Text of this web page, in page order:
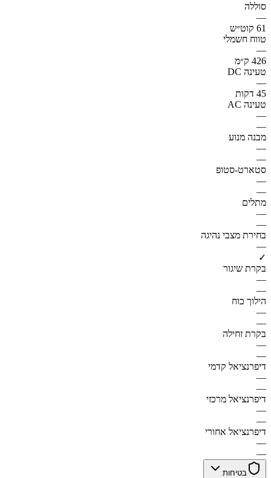
סוללה
—
61 קוט״ש
טווח חשמלי
—
426 ק״מ
טעינה DC
—
45 דקות
טעינה AC
—
—
מבנה מנוע
—
—
סטארט-סטופ
—
—
מתלים
—
—
בחירת מצבי נהיגה
—
✓
בקרת שיגור
—
—
הילוך כוח
—
—
בקרת זחילה
—
—
דיפרנציאל קדמי
—
—
דיפרנציאל מרכזי
—
—
דיפרנציאל אחורי
—
—
בטיחות